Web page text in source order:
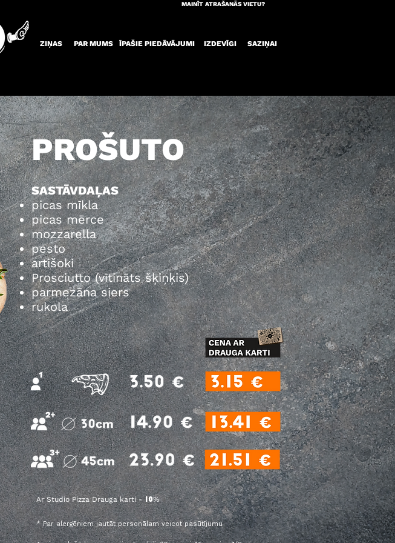
PROŠUTO
SASTĀVDAĻAS
picas mīkla
picas mērce
mozzarella
pesto
artišoki
Prosciutto (vītināts šķiņķis)
parmezāna siers
rukola
MAINĪT ATRAŠANĀS VIETU?
ZIŅAS PAR MUMS ĪPAŠIE PIEDĀVĀJUMI IZDEVĪGI SAZIŅAI
Ar Studio Pizza Drauga karti - 10%
* Par alergēniem jautāt personālam veicot pasūtījumu